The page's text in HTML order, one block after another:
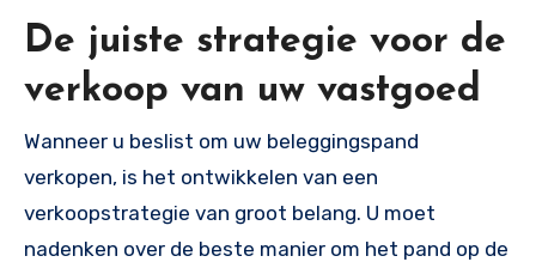
De juiste strategie voor de
verkoop van uw vastgoed
Wanneer u beslist om uw beleggingspand
verkopen, is het ontwikkelen van een
verkoopstrategie van groot belang. U moet
nadenken over de beste manier om het pand op de